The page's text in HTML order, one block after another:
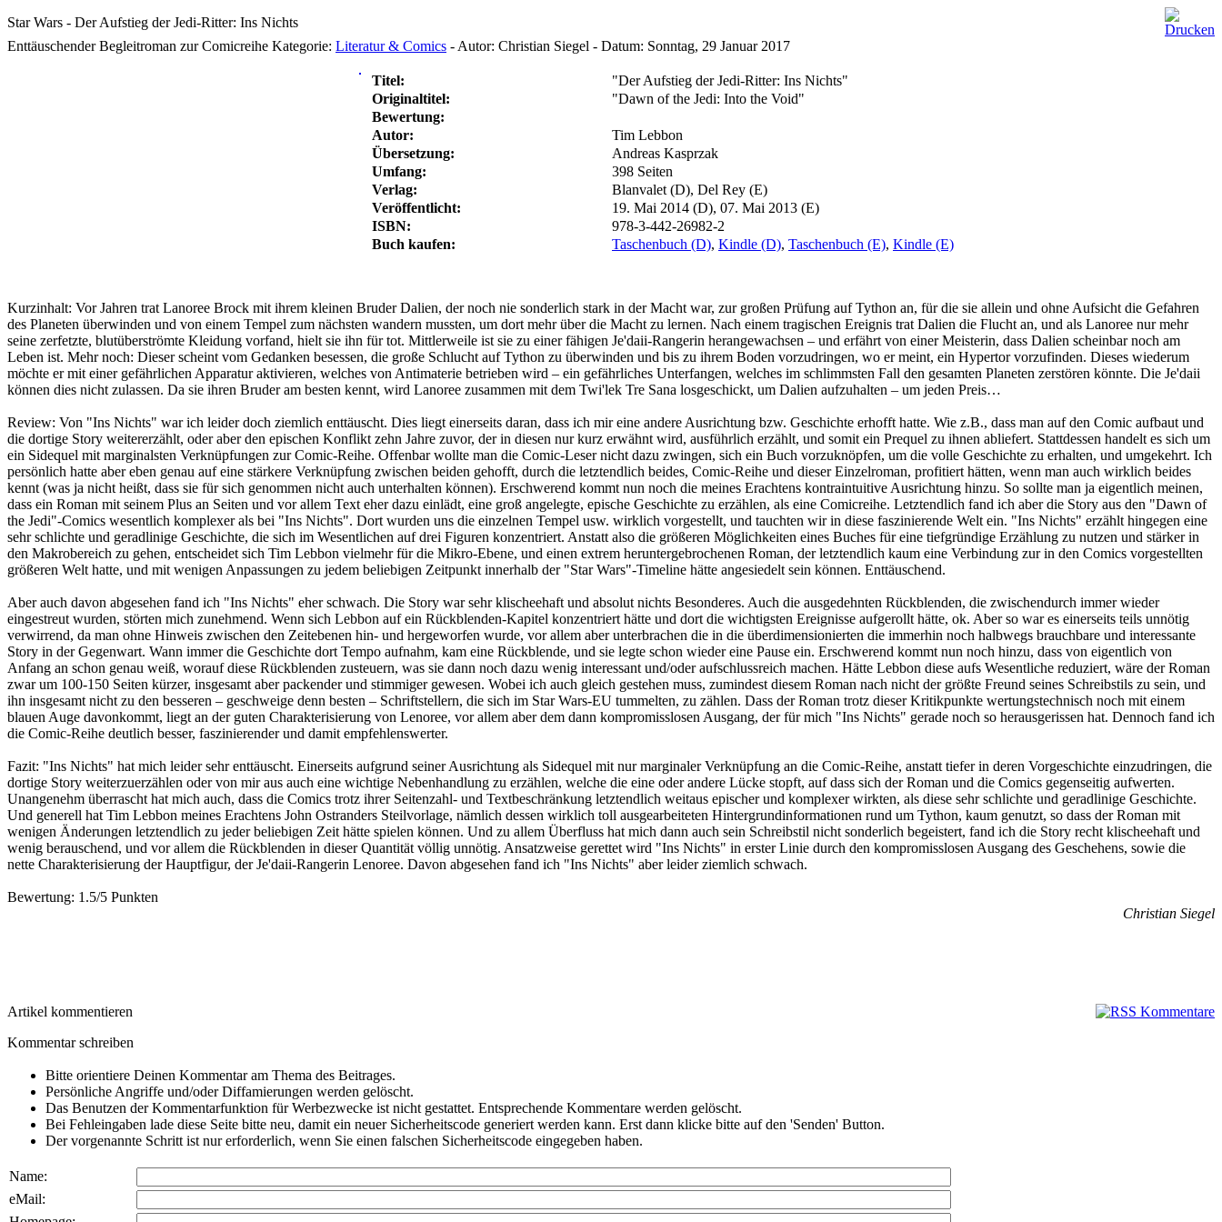
Star Wars - Der Aufstieg der Jedi-Ritter: Ins Nichts
Enttäuschender Begleitroman zur Comicreihe Kategorie: Literatur & Comics - Autor: Christian Siegel - Datum: Sonntag, 29 Januar 2017
Titel:
"Der Aufstieg der Jedi-Ritter: Ins Nichts"
Originaltitel:
"Dawn of the Jedi: Into the Void"
Bewertung:
Autor:
Tim Lebbon
Übersetzung:
Andreas Kasprzak
Umfang:
398 Seiten
Verlag:
Blanvalet (D), Del Rey (E)
Veröffentlicht:
19. Mai 2014 (D), 07. Mai 2013 (E)
ISBN:
978-3-442-26982-2
Buch kaufen:
Taschenbuch (D), Kindle (D), Taschenbuch (E), Kindle (E)
Kurzinhalt: Vor Jahren trat Lanoree Brock mit ihrem kleinen Bruder Dalien, der noch nie sonderlich stark in der Macht war, zur großen Prüfung auf Tython an, für die sie allein und ohne Aufsicht die Gefahren
des Planeten überwinden und von einem Tempel zum nächsten wandern mussten, um dort mehr über die Macht zu lernen. Nach einem tragischen Ereignis trat Dalien die Flucht an, und als Lanoree nur mehr
seine zerfetzte, blutüberströmte Kleidung vorfand, hielt sie ihn für tot. Mittlerweile ist sie zu einer fähigen Je'daii-Rangerin herangewachsen – und erfährt von einer Meisterin, dass Dalien scheinbar noch am
Leben ist. Mehr noch: Dieser scheint vom Gedanken besessen, die große Schlucht auf Tython zu überwinden und bis zu ihrem Boden vorzudringen, wo er meint, ein Hypertor vorzufinden. Dieses wiederum
möchte er mit einer gefährlichen Apparatur aktivieren, welches von Antimaterie betrieben wird – ein gefährliches Unterfangen, welches im schlimmsten Fall den gesamten Planeten zerstören könnte. Die Je'daii
können dies nicht zulassen. Da sie ihren Bruder am besten kennt, wird Lanoree zusammen mit dem Twi'lek Tre Sana losgeschickt, um Dalien aufzuhalten – um jeden Preis…
Review: Von "Ins Nichts" war ich leider doch ziemlich enttäuscht. Dies liegt einerseits daran, dass ich mir eine andere Ausrichtung bzw. Geschichte erhofft hatte. Wie z.B., dass man auf den Comic aufbaut und
die dortige Story weitererzählt, oder aber den epischen Konflikt zehn Jahre zuvor, der in diesen nur kurz erwähnt wird, ausführlich erzählt, und somit ein Prequel zu ihnen abliefert. Stattdessen handelt es sich um
ein Sidequel mit marginalsten Verknüpfungen zur Comic-Reihe. Offenbar wollte man die Comic-Leser nicht dazu zwingen, sich ein Buch vorzuknöpfen, um die volle Geschichte zu erhalten, und umgekehrt. Ich
persönlich hatte aber eben genau auf eine stärkere Verknüpfung zwischen beiden gehofft, durch die letztendlich beides, Comic-Reihe und dieser Einzelroman, profitiert hätten, wenn man auch wirklich beides
kennt (was ja nicht heißt, dass sie für sich genommen nicht auch unterhalten können). Erschwerend kommt nun noch die meines Erachtens kontraintuitive Ausrichtung hinzu. So sollte man ja eigentlich meinen,
dass ein Roman mit seinem Plus an Seiten und vor allem Text eher dazu einlädt, eine groß angelegte, epische Geschichte zu erzählen, als eine Comicreihe. Letztendlich fand ich aber die Story aus den "Dawn of
the Jedi"-Comics wesentlich komplexer als bei "Ins Nichts". Dort wurden uns die einzelnen Tempel usw. wirklich vorgestellt, und tauchten wir in diese faszinierende Welt ein. "Ins Nichts" erzählt hingegen eine
sehr schlichte und geradlinige Geschichte, die sich im Wesentlichen auf drei Figuren konzentriert. Anstatt also die größeren Möglichkeiten eines Buches für eine tiefgründige Erzählung zu nutzen und stärker in
den Makrobereich zu gehen, entscheidet sich Tim Lebbon vielmehr für die Mikro-Ebene, und einen extrem heruntergebrochenen Roman, der letztendlich kaum eine Verbindung zur in den Comics vorgestellten
größeren Welt hatte, und mit wenigen Anpassungen zu jedem beliebigen Zeitpunkt innerhalb der "Star Wars"-Timeline hätte angesiedelt sein können. Enttäuschend.
Aber auch davon abgesehen fand ich "Ins Nichts" eher schwach. Die Story war sehr klischeehaft und absolut nichts Besonderes. Auch die ausgedehnten Rückblenden, die zwischendurch immer wieder
eingestreut wurden, störten mich zunehmend. Wenn sich Lebbon auf ein Rückblenden-Kapitel konzentriert hätte und dort die wichtigsten Ereignisse aufgerollt hätte, ok. Aber so war es einerseits teils unnötig
verwirrend, da man ohne Hinweis zwischen den Zeitebenen hin- und hergeworfen wurde, vor allem aber unterbrachen die in die überdimensionierten die immerhin noch halbwegs brauchbare und interessante
Story in der Gegenwart. Wann immer die Geschichte dort Tempo aufnahm, kam eine Rückblende, und sie legte schon wieder eine Pause ein. Erschwerend kommt nun noch hinzu, dass von eigentlich von
Anfang an schon genau weiß, worauf diese Rückblenden zusteuern, was sie dann noch dazu wenig interessant und/oder aufschlussreich machen. Hätte Lebbon diese aufs Wesentliche reduziert, wäre der Roman
zwar um 100-150 Seiten kürzer, insgesamt aber packender und stimmiger gewesen. Wobei ich auch gleich gestehen muss, zumindest diesem Roman nach nicht der größte Freund seines Schreibstils zu sein, und
ihn insgesamt nicht zu den besseren – geschweige denn besten – Schriftstellern, die sich im Star Wars-EU tummelten, zu zählen. Dass der Roman trotz dieser Kritikpunkte wertungstechnisch noch mit einem
blauen Auge davonkommt, liegt an der guten Charakterisierung von Lenoree, vor allem aber dem dann kompromisslosen Ausgang, der für mich "Ins Nichts" gerade noch so herausgerissen hat. Dennoch fand ich
die Comic-Reihe deutlich besser, faszinierender und damit empfehlenswerter.
Fazit: "Ins Nichts" hat mich leider sehr enttäuscht. Einerseits aufgrund seiner Ausrichtung als Sidequel mit nur marginaler Verknüpfung an die Comic-Reihe, anstatt tiefer in deren Vorgeschichte einzudringen, die
dortige Story weiterzuerzählen oder von mir aus auch eine wichtige Nebenhandlung zu erzählen, welche die eine oder andere Lücke stopft, auf dass sich der Roman und die Comics gegenseitig aufwerten.
Unangenehm überrascht hat mich auch, dass die Comics trotz ihrer Seitenzahl- und Textbeschränkung letztendlich weitaus epischer und komplexer wirkten, als diese sehr schlichte und geradlinige Geschichte.
Und generell hat Tim Lebbon meines Erachtens John Ostranders Steilvorlage, nämlich dessen wirklich toll ausgearbeiteten Hintergrundinformationen rund um Tython, kaum genutzt, so dass der Roman mit
wenigen Änderungen letztendlich zu jeder beliebigen Zeit hätte spielen können. Und zu allem Überfluss hat mich dann auch sein Schreibstil nicht sonderlich begeistert, fand ich die Story recht klischeehaft und
wenig berauschend, und vor allem die Rückblenden in dieser Quantität völlig unnötig. Ansatzweise gerettet wird "Ins Nichts" in erster Linie durch den kompromisslosen Ausgang des Geschehens, sowie die
nette Charakterisierung der Hauptfigur, der Je'daii-Rangerin Lenoree. Davon abgesehen fand ich "Ins Nichts" aber leider ziemlich schwach.
Bewertung: 1.5/5 Punkten
Christian Siegel
Artikel kommentieren
Kommentar schreiben
Bitte orientiere Deinen Kommentar am Thema des Beitrages.
Persönliche Angriffe und/oder Diffamierungen werden gelöscht.
Das Benutzen der Kommentarfunktion für Werbezwecke ist nicht gestattet. Entsprechende Kommentare werden gelöscht.
Bei Fehleingaben lade diese Seite bitte neu, damit ein neuer Sicherheitscode generiert werden kann. Erst dann klicke bitte auf den 'Senden' Button.
Der vorgenannte Schritt ist nur erforderlich, wenn Sie einen falschen Sicherheitscode eingegeben haben.
Name:
eMail: